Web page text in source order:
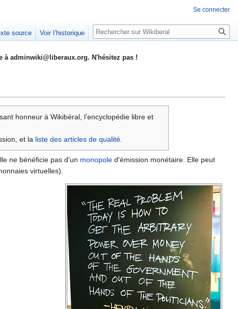
à adminwiki@liberaux.org. N'hésitez pas !
honneur à Wikibéral, l’encyclopédie libre et
et la liste des articles de qualité.
ne bénéficie pas d'un monopole d'émission monétaire. Elle peut
virtuelles).
Se connecter
source Voir l’historique Rechercher